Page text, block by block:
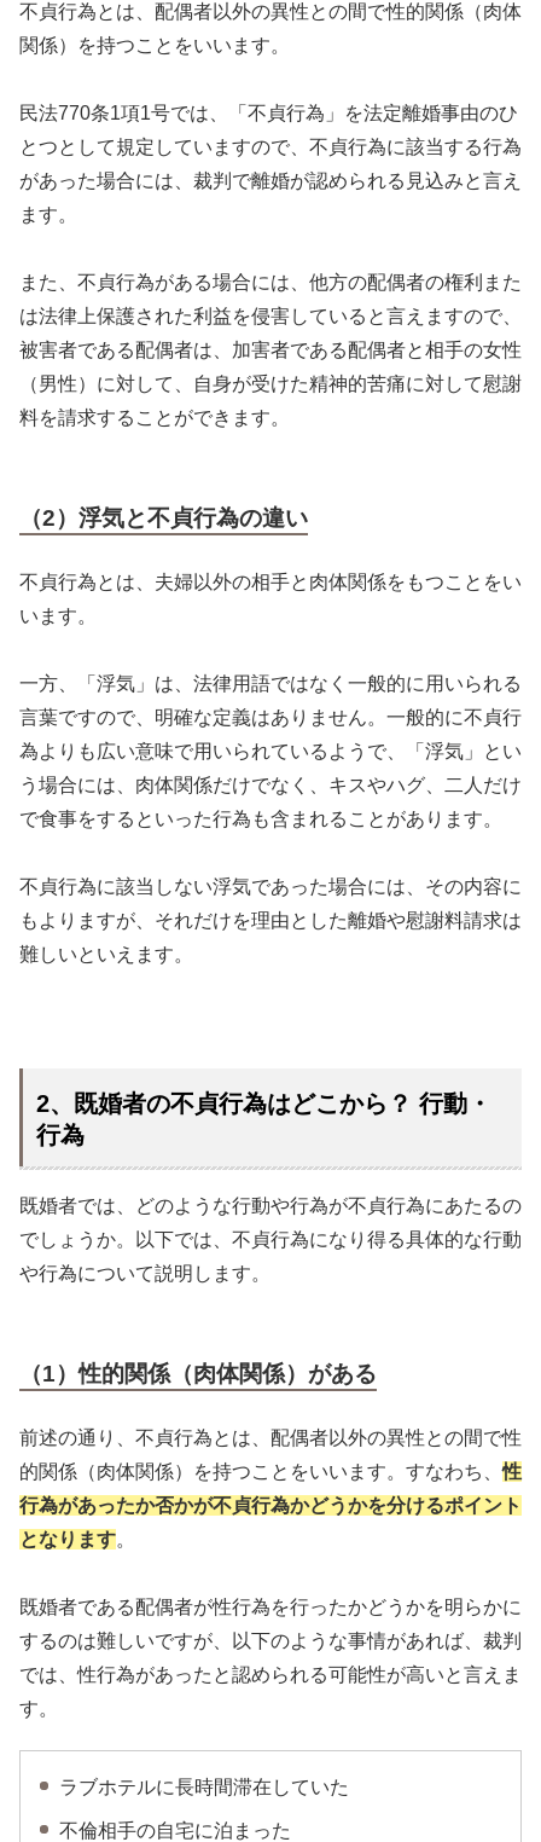
不貞行為とは、配偶者以外の異性との間で性的関係（肉体
関係）を持つことをいいます。
民法770条1項1号では、「不貞行為」を法定離婚事由のひ
とつとして規定していますので、不貞行為に該当する行為
があった場合には、裁判で離婚が認められる見込みと言え
ます。
また、不貞行為がある場合には、他方の配偶者の権利また
は法律上保護された利益を侵害していると言えますので、
被害者である配偶者は、加害者である配偶者と相手の女性
（男性）に対して、自身が受けた精神的苦痛に対して慰謝
料を請求することができます。
（2）浮気と不貞行為の違い
不貞行為とは、夫婦以外の相手と肉体関係をもつことをい
います。
一方、「浮気」は、法律用語ではなく一般的に用いられる
言葉ですので、明確な定義はありません。一般的に不貞行
為よりも広い意味で用いられているようで、「浮気」とい
う場合には、肉体関係だけでなく、キスやハグ、二人だけ
で食事をするといった行為も含まれることがあります。
不貞行為に該当しない浮気であった場合には、その内容に
もよりますが、それだけを理由とした離婚や慰謝料請求は
難しいといえます。
2、既婚者の不貞行為はどこから？ 行動・
行為
既婚者では、どのような行動や行為が不貞行為にあたるの
でしょうか。以下では、不貞行為になり得る具体的な行動
や行為について説明します。
（1）性的関係（肉体関係）がある
前述の通り、不貞行為とは、配偶者以外の異性との間で性
的関係（肉体関係）を持つことをいいます。すなわち、性
行為があったか否かが不貞行為かどうかを分けるポイント
となります。
既婚者である配偶者が性行為を行ったかどうかを明らかに
するのは難しいですが、以下のような事情があれば、裁判
では、性行為があったと認められる可能性が高いと言えま
す。
ラブホテルに長時間滞在していた
不倫相手の自宅に泊まった